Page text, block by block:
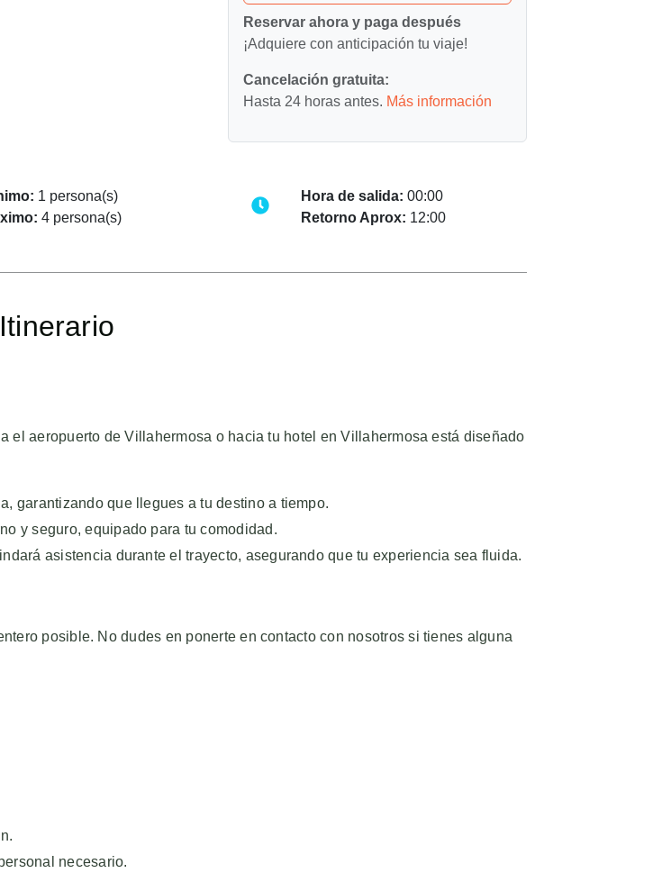
Reservar ahora y paga después
¡Adquiere con anticipación tu viaje!
Cancelación gratuita:
Hasta 24 horas antes. Más información
1 persona(s)
4 persona(s)
Hora de salida:00:00
Retorno Aprox: 12:00
Itinerario
el aeropuerto de Villahermosa o hacia tu hotel en Villahermosa está diseñado
garantizando que llegues a tu destino a tiempo.
y seguro, equipado para tu comodidad.
asistencia durante el trayecto, asegurando que tu experiencia sea fluida.
posible. No dudes en ponerte en contacto con nosotros si tienes alguna
necesario.